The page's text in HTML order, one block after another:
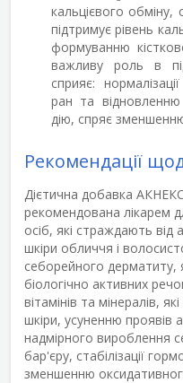
кальцiєвого обмiну,
пiдтримує рiвень
формуванню
важливу роль в
сприяє:
ран та
дію, спряє
Рекомендації
Дієтична добавка
рекомендована лікарем
осіб, які страждають від
шкіри обличчя і
себорейного
біологічно активних
вітамінів та мінералів,
шкіри, усуненню проявів
надмірного вироблення
бар'єру, стабілізації
зменшенню